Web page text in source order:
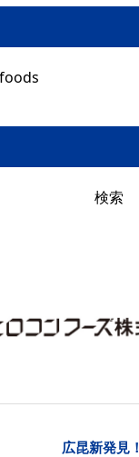
広昆新発見！